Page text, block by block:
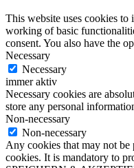
This website uses cookies to
working of basic
consent. You also have the
Necessary
Necessary
immer aktiv
Necessary cookies are
store any personal
Non-necessary
Non-necessary
Any cookies that may not be
cookies. It is mandatory to